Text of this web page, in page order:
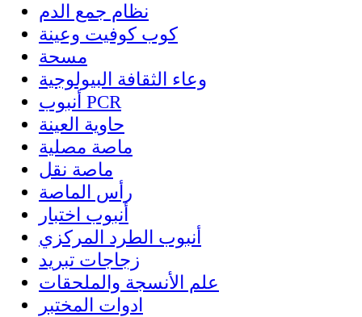
نظام جمع الدم
كوب كوفيت وعينة
مسحة
وعاء الثقافة البيولوجية
أنبوب PCR
حاوية العينة
ماصة مصلية
ماصة نقل
رأس الماصة
أنبوب اختبار
أنبوب الطرد المركزي
زجاجات تبريد
علم الأنسجة والملحقات
ادوات المختبر